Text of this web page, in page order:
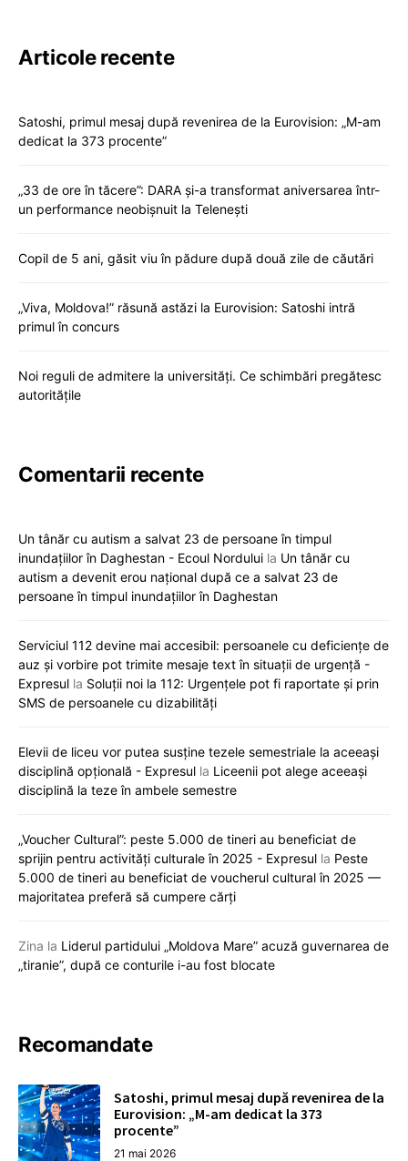
Articole recente
Satoshi, primul mesaj după revenirea de la Eurovision: „M-am
dedicat la 373 procente”
„33 de ore în tăcere”: DARA și-a transformat aniversarea într-
un performance neobișnuit la Telenești
Copil de 5 ani, găsit viu în pădure după două zile de căutări
„Viva, Moldova!” răsună astăzi la Eurovision: Satoshi intră
primul în concurs
Noi reguli de admitere la universități. Ce schimbări pregătesc
autoritățile
Comentarii recente
Un tânăr cu autism a salvat 23 de persoane în timpul
inundațiilor în Daghestan - Ecoul Nordului la Un tânăr cu
autism a devenit erou național după ce a salvat 23 de
persoane în timpul inundațiilor în Daghestan
Serviciul 112 devine mai accesibil: persoanele cu deficiențe de
auz și vorbire pot trimite mesaje text în situații de urgență -
Expresul la Soluții noi la 112: Urgențele pot fi raportate și prin
SMS de persoanele cu dizabilități
Elevii de liceu vor putea susține tezele semestriale la aceeași
disciplină opțională - Expresul la Liceenii pot alege aceeași
disciplină la teze în ambele semestre
„Voucher Cultural”: peste 5.000 de tineri au beneficiat de
sprijin pentru activități culturale în 2025 - Expresul la Peste
5.000 de tineri au beneficiat de voucherul cultural în 2025 —
majoritatea preferă să cumpere cărți
Zina la Liderul partidului „Moldova Mare” acuză guvernarea de
„tiranie”, după ce conturile i-au fost blocate
Recomandate
Satoshi, primul mesaj după revenirea de la
Eurovision: „M-am dedicat la 373
procente”
21 mai 2026